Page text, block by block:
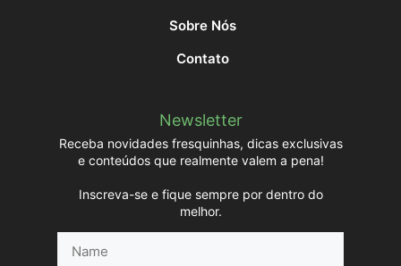
Sobre Nós
Contato
Newsletter
Receba novidades fresquinhas, dicas exclusivas
e conteúdos que realmente valem a pena!
Inscreva-se e fique sempre por dentro do
melhor.